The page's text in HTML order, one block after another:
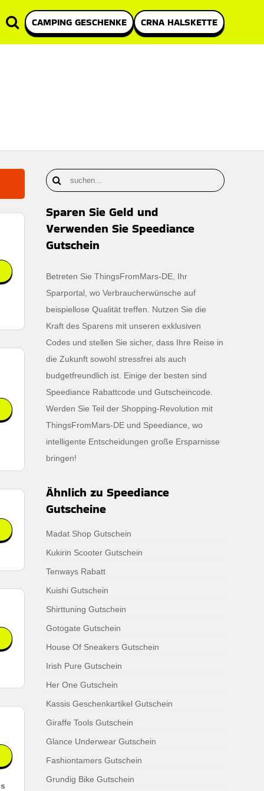
CAMPING GESCHENKE CRNA HALSKETTE
Sparen Sie Geld und
Verwenden Sie Speediance
Gutschein
Betreten Sie ThingsFromMars-DE, Ihr
Sparportal, wo Verbraucherwünsche auf
beispiellose Qualität treffen. Nutzen Sie die
Kraft des Sparens mit unseren exklusiven
Codes und stellen Sie sicher, dass Ihre Reise in
die Zukunft sowohl stressfrei als auch
budgetfreundlich ist. Einige der besten sind
Speediance Rabattcode und Gutscheincode.
Werden Sie Teil der Shopping-Revolution mit
ThingsFromMars-DE und Speediance, wo
intelligente Entscheidungen große Ersparnisse
bringen!
Ähnlich zu Speediance
Gutscheine
Madat Shop Gutschein
Kukirin Scooter Gutschein
Tenways Rabatt
Kuishi Gutschein
Shirttuning Gutschein
Gotogate Gutschein
House Of Sneakers Gutschein
Irish Pure Gutschein
Her One Gutschein
Kassis Geschenkartikel Gutschein
Giraffe Tools Gutschein
Glance Underwear Gutschein
Fashiontamers Gutschein
Grundig Bike Gutschein